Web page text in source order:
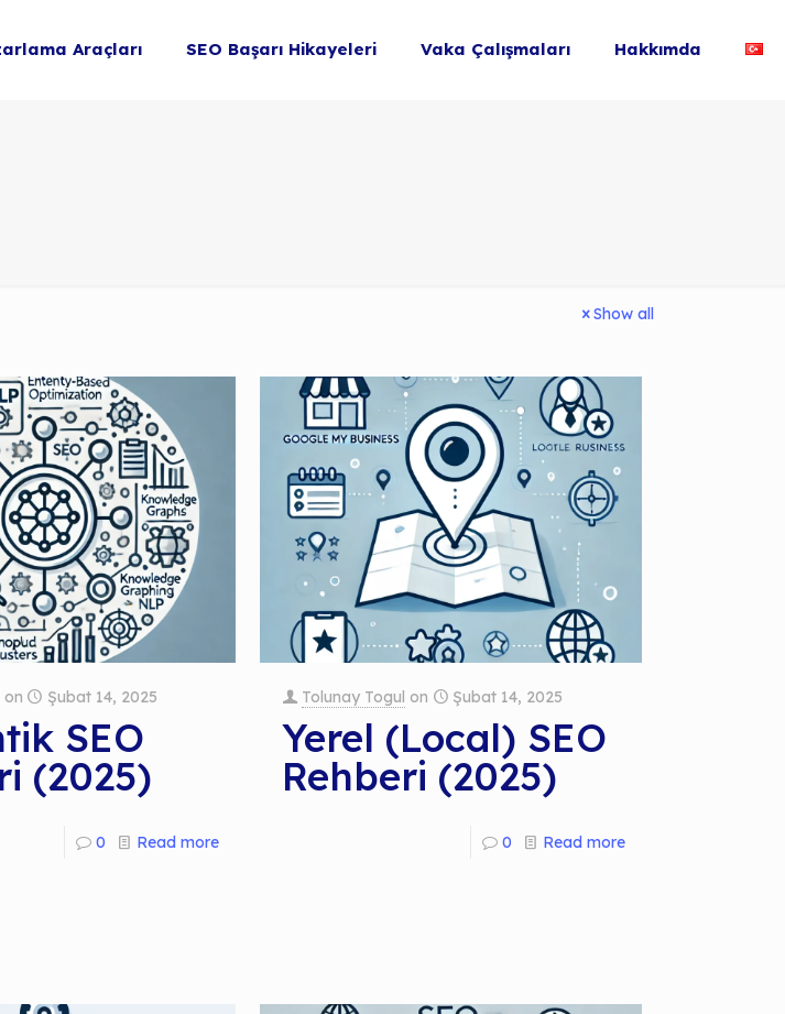
Araçları SEO Başarı Hikayeleri Vaka Çalışmaları Hakkımda
Show all
on Şubat 14, 2025
SEO
(2025)
0 Read more
Tolunay Togul on Şubat 14, 2025
Yerel (Local) SEO
Rehberi (2025)
0 Read more